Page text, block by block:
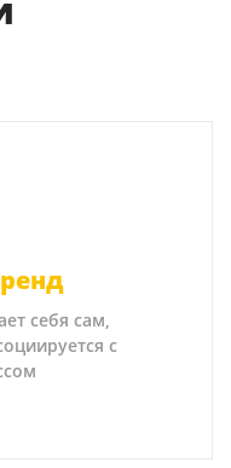
себя сам,
с